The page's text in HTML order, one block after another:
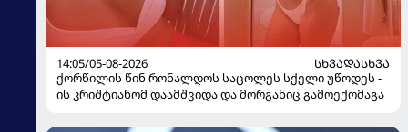
14:05/05-08-2026
ᲡᲮᲕᲐᲓᲐᲡᲮᲕᲐ
ქორწილის წინ რონალდოს საცოლეს სქელი უწოდეს -
ის კრიშტიანომ დაამშვიდა და მორგანიც გამოექომაგა